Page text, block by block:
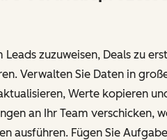
zuzuweisen, Deals zu
Verwalten Sie Daten in
Werte kopieren
an Ihr Team verschicken,
ausführen. Fügen Sie